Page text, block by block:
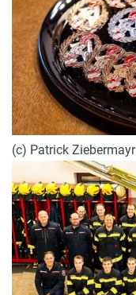
(c) Patrick Ziebermayr